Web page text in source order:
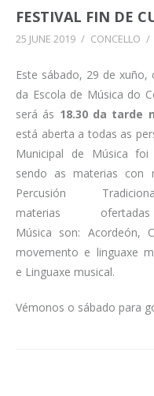
FESTIVAL FIN DE
25 JUNE 2019 / CONCELLO /
Este sábado, 29 de
da Escola de Música do
será ás 18.30 da tarde
está aberta a todas as
Municipal de Música
sendo as materias con
Percusión
materias
Música son: Acordeón,
movemento e linguaxe
e Linguaxe musical.
Vémonos o sábado para